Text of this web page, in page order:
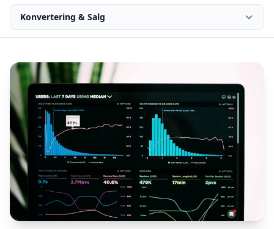
Konvertering & Salg